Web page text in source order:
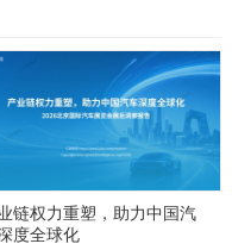
链权力重塑，助力中国汽
度全球化